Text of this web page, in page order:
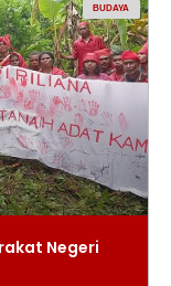
BUDAYA
Negeri